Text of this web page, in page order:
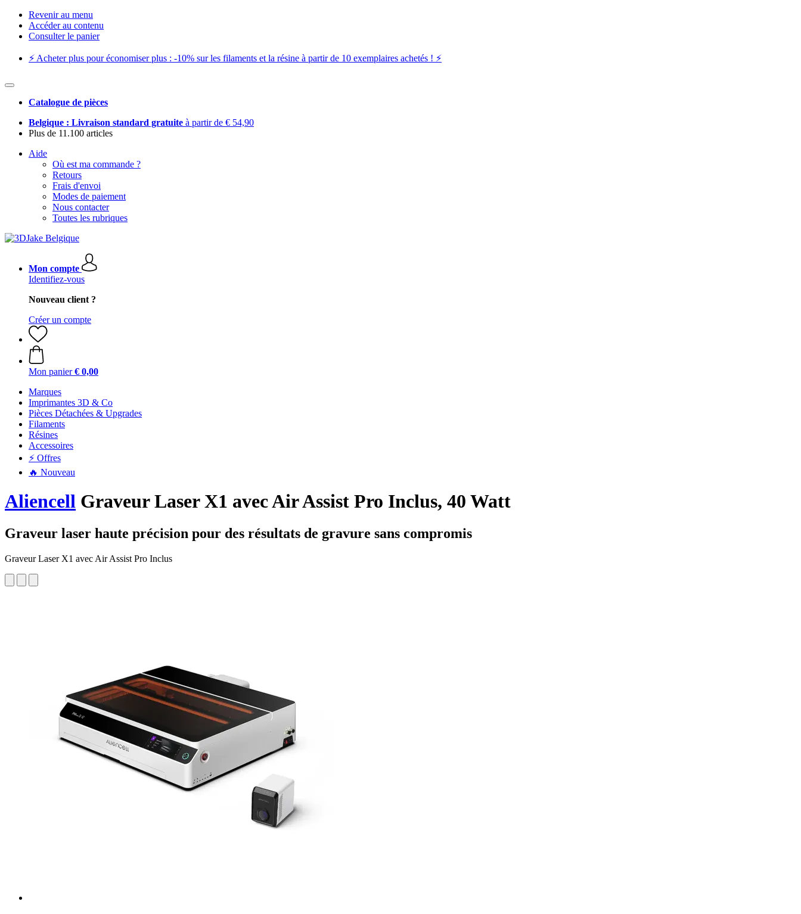
Revenir au menu
Accéder au contenu
Consulter le panier
⚡️ Acheter plus pour économiser plus : -10% sur les filaments et la résine à partir de 10 exemplaires achetés ! ⚡️
Catalogue de pièces
Belgique : Livraison standard gratuite à partir de € 54,90
Plus de 11.100 articles
Aide
Où est ma commande ?
Retours
Frais d'envoi
Modes de paiement
Nous contacter
Toutes les rubriques
Mon compte
Identifiez-vous
Nouveau client ?
Créer un compte
Mon panier € 0,00
Marques
Imprimantes 3D & Co
Pièces Détachées & Upgrades
Filaments
Résines
Accessoires
⚡ Offres
🔥 Nouveau
Aliencell Graveur Laser X1 avec Air Assist Pro Inclus, 40 Watt
Graveur laser haute précision pour des résultats de gravure sans compromis
Graveur Laser X1 avec Air Assist Pro Inclus